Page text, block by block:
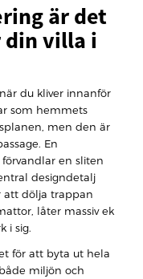
är det
din villa i
du kliver innanför
som hemmets
men den är
En
en sliten
designdetalj
att dölja trappan
låter massiv ek
i sig.
för att byta ut hela
miljön och